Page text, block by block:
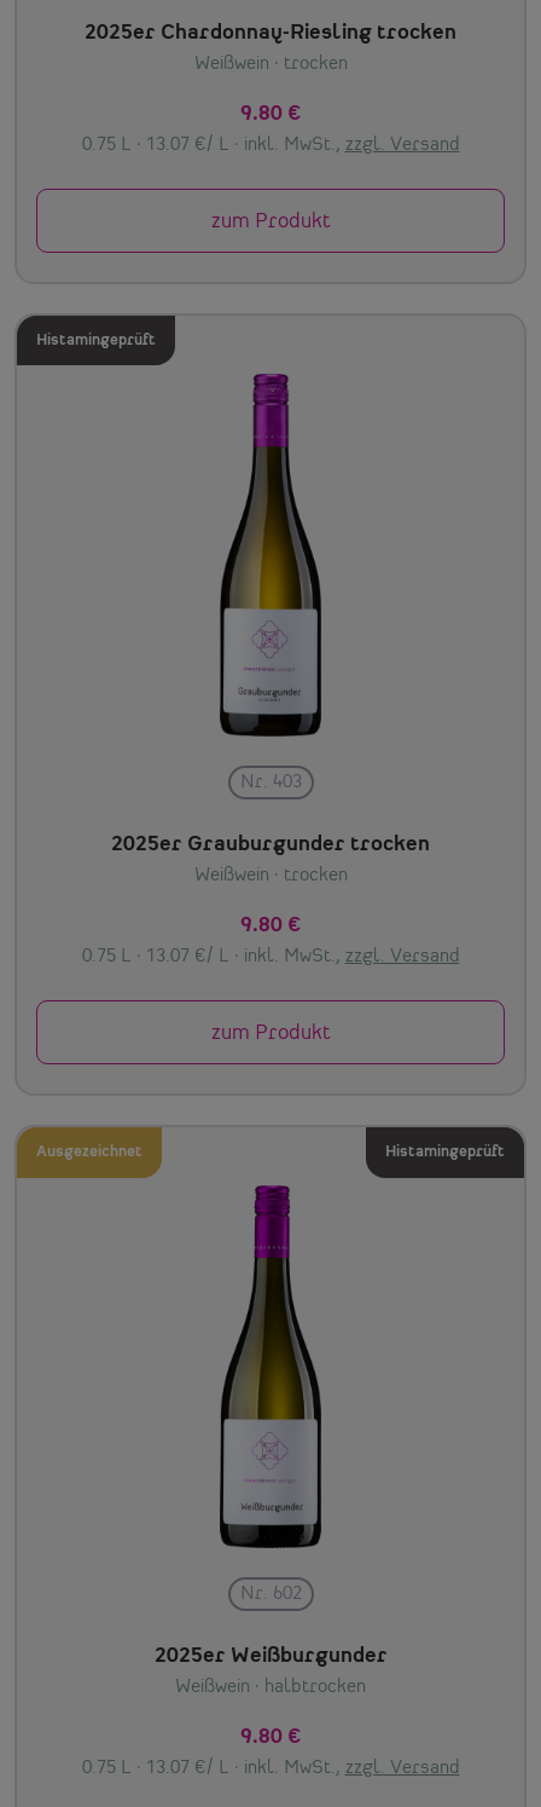
2025er Chardonnay-Riesling trocken
Weißwein · trocken
9.80 €
0.75 L · 13.07 €/ L · inkl. MwSt., zzgl. Versand
zum Produkt
Histamingeprüft
Nr. 403
2025er Grauburgunder trocken
Weißwein · trocken
9.80 €
0.75 L · 13.07 €/ L · inkl. MwSt., zzgl. Versand
zum Produkt
Ausgezeichnet Histamingeprüft
Nr. 602
2025er Weißburgunder
Weißwein · halbtrocken
9.80 €
0.75 L · 13.07 €/ L · inkl. MwSt., zzgl. Versand